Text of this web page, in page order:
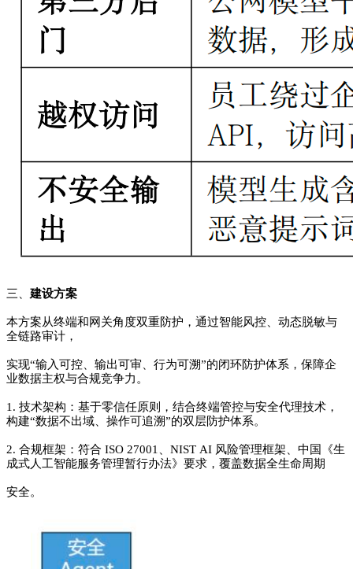
三、 建设方案
本方案从终端和网关角度双重防护，通过智能风控、动态脱敏与
全链路审计，
实现“输入可控、输出可审、行为可溯”的闭环防护体系，保障企
业数据主权与合规竞争力。
1 . 技术架构：基于零信任原则，结合终端管控与安全代理技术，
构建“数据不出域、操作可追溯”的双层防护体系。
2. 合规框架：符合 ISO 27001、NIST AI 风险管理框架、中国《生
成式人工智能服务管理暂行办法》要求，覆盖数据全生命周期
安全。